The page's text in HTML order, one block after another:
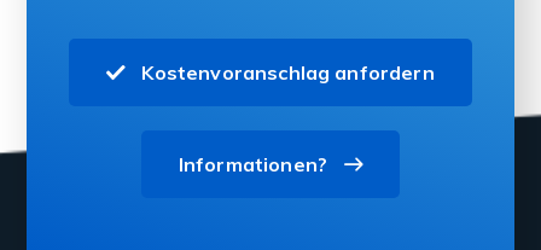
Kostenvoranschlag anfordern
Informationen?